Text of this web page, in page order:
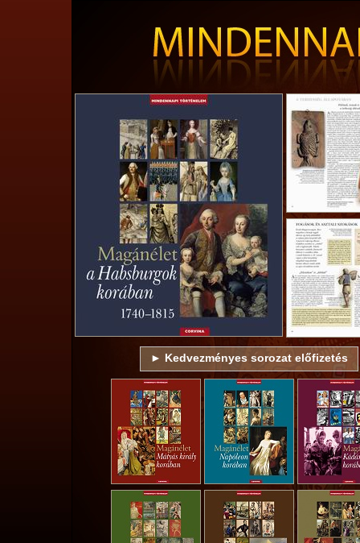
► Kedvezményes sorozat előfizetés